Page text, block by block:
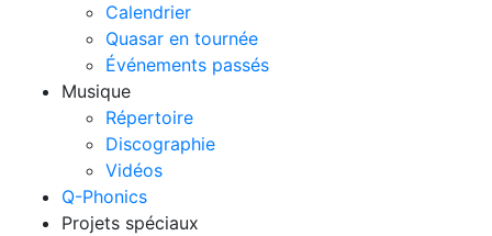
Calendrier
Quasar en tournée
Événements passés
Musique
Répertoire
Discographie
Vidéos
Q-Phonics
Projets spéciaux